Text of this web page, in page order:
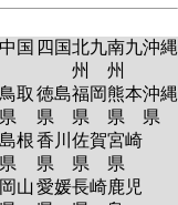
中国 四国北九
州
南九
州
沖縄
鳥取
県
島根
県
岡山
徳島
県
香川
県
愛媛
福岡
県
佐賀
県
長崎
熊本
県
宮崎
県
鹿児
沖縄
県